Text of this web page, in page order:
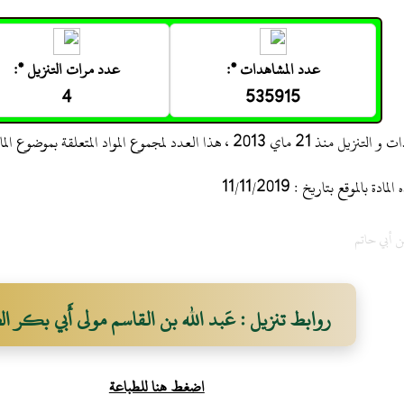
عدد المشاهدات *:
535915
عدد مرات التنزيل *:
4
العدد لمجموع المواد المتعلقة بموضوع المادة
بتاريخ : 11/11/2019
أبي حاتم
روابط تنزيل : عَبد الله بن القاسم مولى أَبي بكر
اضغط هنا للطباعة